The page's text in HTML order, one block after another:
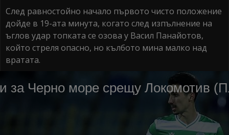
След равностойно начало първото чисто положение
дойде в 19-ата минута, когато след изпълнение на
ъглов удар топката се озова у Васил Панайотов,
който стреля опасно, но кълбото мина малко над
вратата.